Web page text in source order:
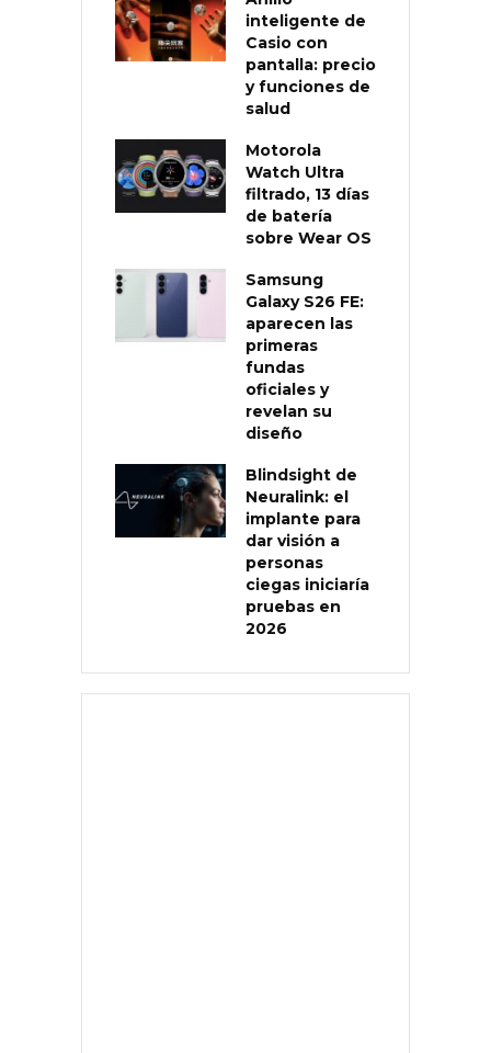
inteligente de
Casio con
pantalla: precio
y funciones de
salud
Motorola
Watch Ultra
filtrado, 13 días
de batería
sobre Wear OS
Samsung
Galaxy S26 FE:
aparecen las
primeras
fundas
oficiales y
revelan su
diseño
Blindsight de
Neuralink: el
implante para
dar visión a
personas
ciegas iniciaría
pruebas en
2026